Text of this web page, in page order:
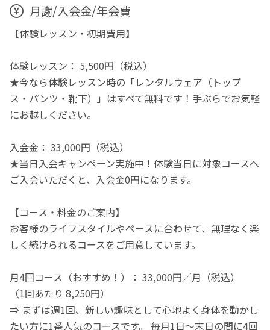
月謝/入会金/年会費
【体験レッスン・初期費用】
体験レッスン： 5,500円（税込）
★今なら体験レッスン時の「レンタルウェア（トップ
ス・パンツ・靴下）」はすべて無料です！手ぶらでお気軽
にお越しください。
入会金： 33,000円（税込）
★当日入会キャンペーン実施中！体験当日に対象コースへ
ご入会いただくと、入会金0円になります。
【コース・料金のご案内】
お客様のライフスタイルやペースに合わせて、無理なく楽
しく続けられるコースをご用意しています。
月4回コース（おすすめ！）： 33,000円／月（税込）
（1回あたり 8,250円）
⇒ まずは週1回、新しい趣味として心地よく身体を動かし
たい方に1番人気のコースです。 毎月1日〜末日の間に4回